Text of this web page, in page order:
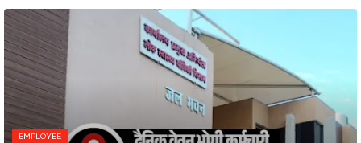
EMPLOYEE